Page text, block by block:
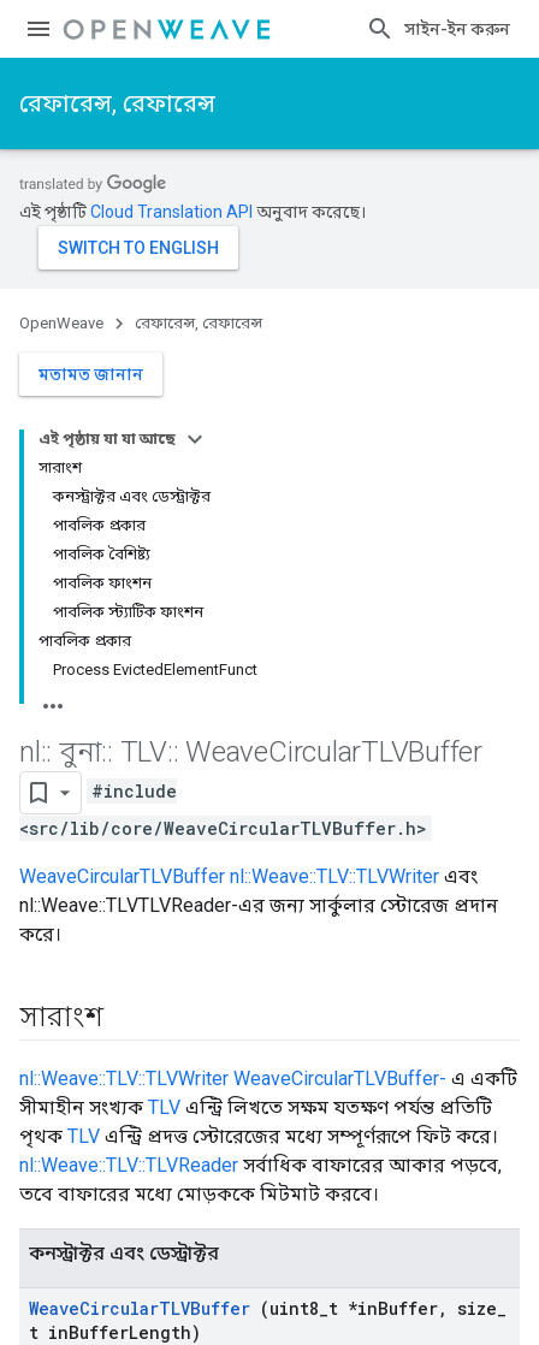
সাইন-ইন করুন
রেফারেন্স, রেফারেন্স
এই পৃষ্ঠাটিCloud Translation API অনুবাদ করেছে।
OpenWeave রেফারেন্স, রেফারেন্স
মতামত জানান
এই পৃষ্ঠায় যা যা আছে
সারাংশ
কনস্ট্রাক্টর এবং ডেস্ট্রাক্টর
পাবলিক প্রকার
পাবলিক বৈশিষ্ট্য
পাবলিক ফাংশন
পাবলিক স্ট্যাটিক ফাংশন
পাবলিক প্রকার
Process EvictedElementFunct
nl :: বুনা:: TLV:: WeaveCircularTLVBuffer
#include
<src/lib/core/WeaveCircularTLVBuffer.h>
WeaveCircularTLVBuffer nl::Weave::TLV::TLVWriter এবং
nl::Weave::TLVTLVReader-এর জন্য সার্কুলার স্টোরেজ প্রদান
করে।
সারাংশ
nl::Weave::TLV::TLVWriter WeaveCircularTLVBuffer- এ একটি
সীমাহীন সংখ্যক TLV এন্ট্রি লিখতে সক্ষম যতক্ষণ পর্যন্ত প্রতিটি
পৃথক TLV এন্ট্রি প্রদত্ত স্টোরেজের মধ্যে সম্পূর্ণরূপে ফিট করে।
nl::Weave::TLV::TLVReader সর্বাধিক বাফারের আকার পড়বে,
তবে বাফারের মধ্যে মোড়ককে মিটমাট করবে।
কনস্ট্রাক্টর এবং ডেস্ট্রাক্টর
WeaveCircularTLVBuffer (uint8 t *inBuffer, size
t inBufferLength)